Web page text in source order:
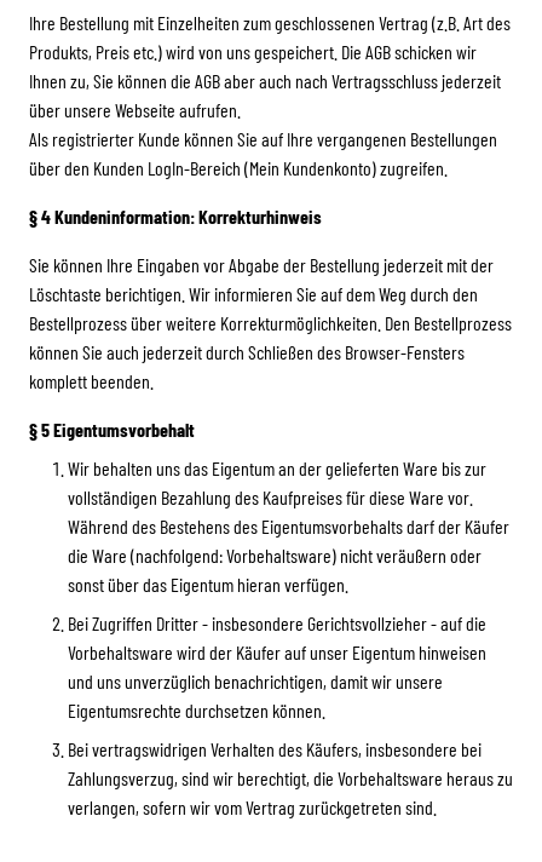
Ihre Bestellung mit Einzelheiten zum geschlossenen Vertrag (z.B. Art des
Produkts, Preis etc.) wird von uns gespeichert. Die AGB schicken wir
Ihnen zu, Sie können die AGB aber auch nach Vertragsschluss jederzeit
über unsere Webseite aufrufen.
Als registrierter Kunde können Sie auf Ihre vergangenen Bestellungen
über den Kunden LogIn-Bereich (Mein Kundenkonto) zugreifen.
§ 4 Kundeninformation: Korrekturhinweis
Sie können Ihre Eingaben vor Abgabe der Bestellung jederzeit mit der
Löschtaste berichtigen. Wir informieren Sie auf dem Weg durch den
Bestellprozess über weitere Korrekturmöglichkeiten. Den Bestellprozess
können Sie auch jederzeit durch Schließen des Browser-Fensters
komplett beenden.
§ 5 Eigentumsvorbehalt
Wir behalten uns das Eigentum an der gelieferten Ware bis zur
vollständigen Bezahlung des Kaufpreises für diese Ware vor.
Während des Bestehens des Eigentumsvorbehalts darf der Käufer
die Ware (nachfolgend: Vorbehaltsware) nicht veräußern oder
sonst über das Eigentum hieran verfügen.
Bei Zugriffen Dritter - insbesondere Gerichtsvollzieher - auf die
Vorbehaltsware wird der Käufer auf unser Eigentum hinweisen
und uns unverzüglich benachrichtigen, damit wir unsere
Eigentumsrechte durchsetzen können.
Bei vertragswidrigen Verhalten des Käufers, insbesondere bei
Zahlungsverzug, sind wir berechtigt, die Vorbehaltsware heraus zu
verlangen, sofern wir vom Vertrag zurückgetreten sind.